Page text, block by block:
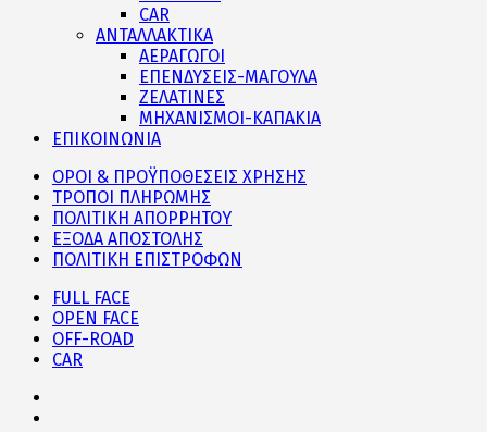
CAR
ΑΝΤΑΛΛΑΚΤΙΚΑ
ΑΕΡΑΓΩΓΟΙ
ΕΠΕΝΔΥΣΕΙΣ-ΜΑΓΟΥΛΑ
ΖΕΛΑΤΙΝΕΣ
ΜΗΧΑΝΙΣΜΟΙ-ΚΑΠΑΚΙΑ
ΕΠΙΚΟΙΝΩΝΙΑ
ΟΡΟΙ & ΠΡΟΫΠΟΘΕΣΕΙΣ ΧΡΗΣΗΣ
ΤΡΟΠΟΙ ΠΛΗΡΩΜΗΣ
ΠΟΛΙΤΙΚΗ ΑΠΟΡΡΗΤΟΥ
ΕΞΟΔΑ ΑΠΟΣΤΟΛΗΣ
ΠΟΛΙΤΙΚΗ ΕΠΙΣΤΡΟΦΩΝ
FULL FACE
OPEN FACE
OFF-ROAD
CAR